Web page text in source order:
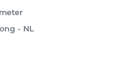
- NL